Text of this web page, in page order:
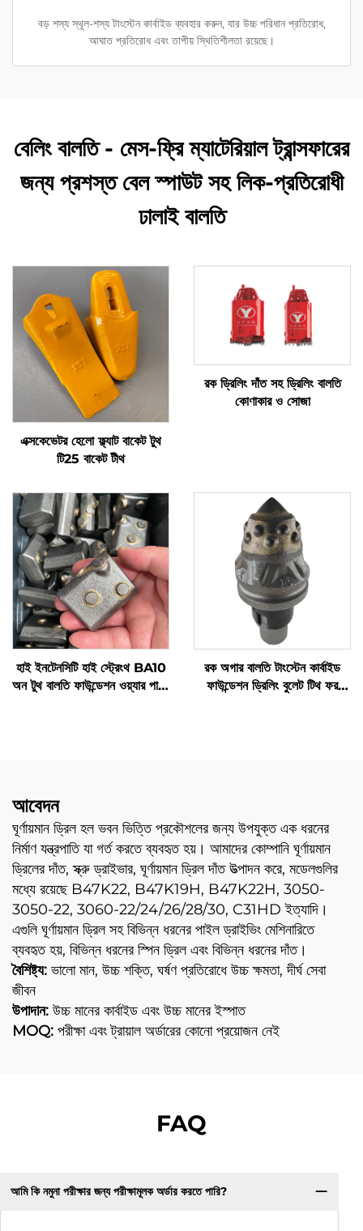
বড় শস্য স্থূল-শস্য টাংস্টেন কার্বাইড ব্যবহার করুন, যার উচ্চ পরিধান প্রতিরোধ,
আঘাত প্রতিরোধ এবং তাপীয় স্থিতিশীলতা রয়েছে।
বেলিং বালতি - মেস-ফ্রি ম্যাটেরিয়াল ট্রান্সফারের
জন্য প্রশস্ত বেল স্পাউট সহ লিক-প্রতিরোধী
ঢালাই বালতি
এক্সকেভেটর হেলো ফ্ল্যাট বাকেট টুথ
টি25 বাকেট টীথ
রক ড্রিলিং দাঁত সহ ড্রিলিং বালতি
কোণাকার ও সোজা
হাই ইনটেনসিটি হাই স্ট্রেংথ BA10
অন টুথ বালতি ফাউন্ডেশন ওয়্যার পার্টস
রক অগার বালতি টাংস্টেন কার্বাইড
ফাউন্ডেশন ড্রিলিং বুলেট টিথ ফর
আবেদন
ঘূর্ণায়মান ড্রিল হল ভবন ভিত্তি প্রকৌশলের জন্য উপযুক্ত এক ধরনের
নির্মাণ যন্ত্রপাতি যা গর্ত করতে ব্যবহৃত হয়। আমাদের কোম্পানি ঘূর্ণায়মান
ড্রিলের দাঁত, স্ক্রু ড্রাইভার, ঘূর্ণায়মান ড্রিল দাঁত উত্পাদন করে, মডেলগুলির
মধ্যে রয়েছে B47K22, B47K19H, B47K22H, 3050-
3050-22, 3060-22/24/26/28/30, C31HD ইত্যাদি।
এগুলি ঘূর্ণায়মান ড্রিল সহ বিভিন্ন ধরনের পাইল ড্রাইভিং মেশিনারিতে
ব্যবহৃত হয়, বিভিন্ন ধরনের স্পিন ড্রিল এবং বিভিন্ন ধরনের দাঁত।
বৈশিষ্ট্য: ভালো মান, উচ্চ শক্তি, ঘর্ষণ প্রতিরোধে উচ্চ ক্ষমতা, দীর্ঘ সেবা
জীবন
উপাদান: উচ্চ মানের কার্বাইড এবং উচ্চ মানের ইস্পাত
MOQ: পরীক্ষা এবং ট্রায়াল অর্ডারের কোনো প্রয়োজন নেই
FAQ
আমি কি নমুনা পরীক্ষার জন্য পরীক্ষামূলক অর্ডার করতে পারি?